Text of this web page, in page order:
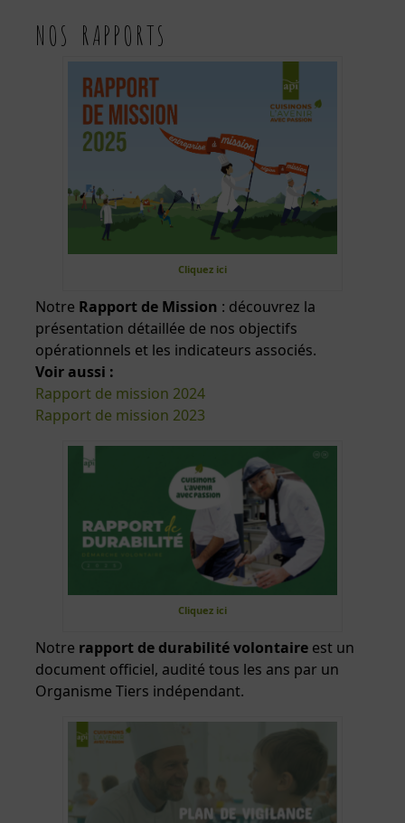
NOS RAPPORTS
Cliquez ici
Notre Rapport de Mission : découvrez la
présentation détaillée de nos objectifs
opérationnels et les indicateurs associés.
Voir aussi :
Rapport de mission 2024
Rapport de mission 2023
Cliquez ici
Notre rapport de durabilité volontaire est un
document officiel, audité tous les ans par un
Organisme Tiers indépendant.